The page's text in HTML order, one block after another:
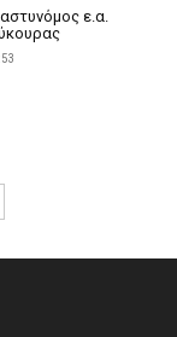
ε.α.